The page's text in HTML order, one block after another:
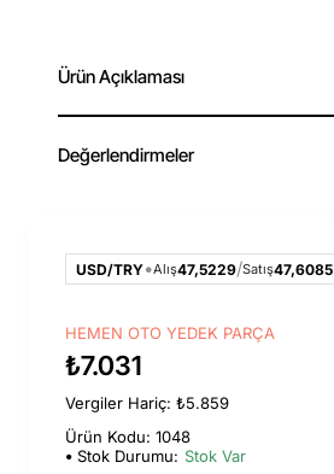
Ürün Açıklaması
Değerlendirmeler
USD/TRY•Alış47,5229/Satış47,6085
HEMEN OTO YEDEK PARÇA
₺7.031
Vergiler Hariç: ₺5.859
Ürün Kodu: 1048
Stok Durumu: Stok Var